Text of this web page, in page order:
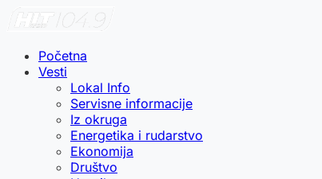
Početna
Vesti
Lokal Info
Servisne informacije
Iz okruga
Energetika i rudarstvo
Ekonomija
Društvo